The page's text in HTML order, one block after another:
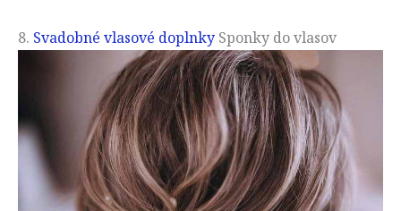
8. Svadobné vlasové doplnky Sponky do vlasov